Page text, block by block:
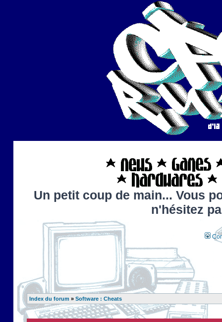
Un petit coup de main... Vous
n'hésitez
Index du forum » Software : Cheats